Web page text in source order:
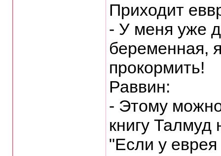
Приходит
- У меня уже
беременная,
прокормить!
Раввин:
- Этому
книгу Талмуд
"Если у